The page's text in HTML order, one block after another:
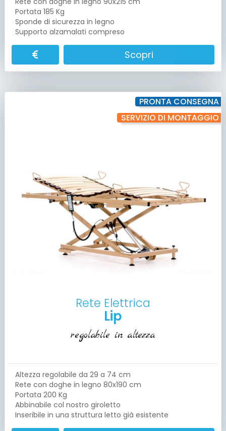
Portata 185 Kg
Sponde di sicurezza in legno
Supporto alzamalati compreso
Scopri
PRONTA CONSEGNA
SERVIZIO DI MONTAGGIO
Rete Elettrica
Lip
regolabile in altezza
Altezza regolabile da 29 a 74 cm
Rete con doghe in legno 80x190 cm
Portata 200 Kg
Abbinabile col nostro giroletto
Inseribile in una struttura letto già esistente